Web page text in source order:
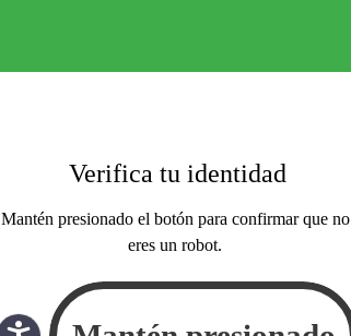
Verifica tu identidad
Mantén presionado el botón para confirmar que no
eres un robot.